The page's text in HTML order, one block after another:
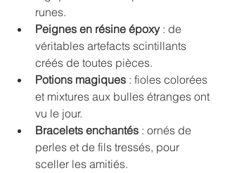
runes.
Peignes en résine époxy : de
véritables artefacts scintillants
créés de toutes pièces.
Potions magiques : fioles colorées
et mixtures aux bulles étranges ont
vu le jour.
Bracelets enchantés : ornés de
perles et de fils tressés, pour
sceller les amitiés.